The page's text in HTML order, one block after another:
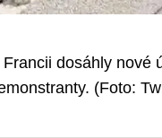
dosáhly nové
(Foto: